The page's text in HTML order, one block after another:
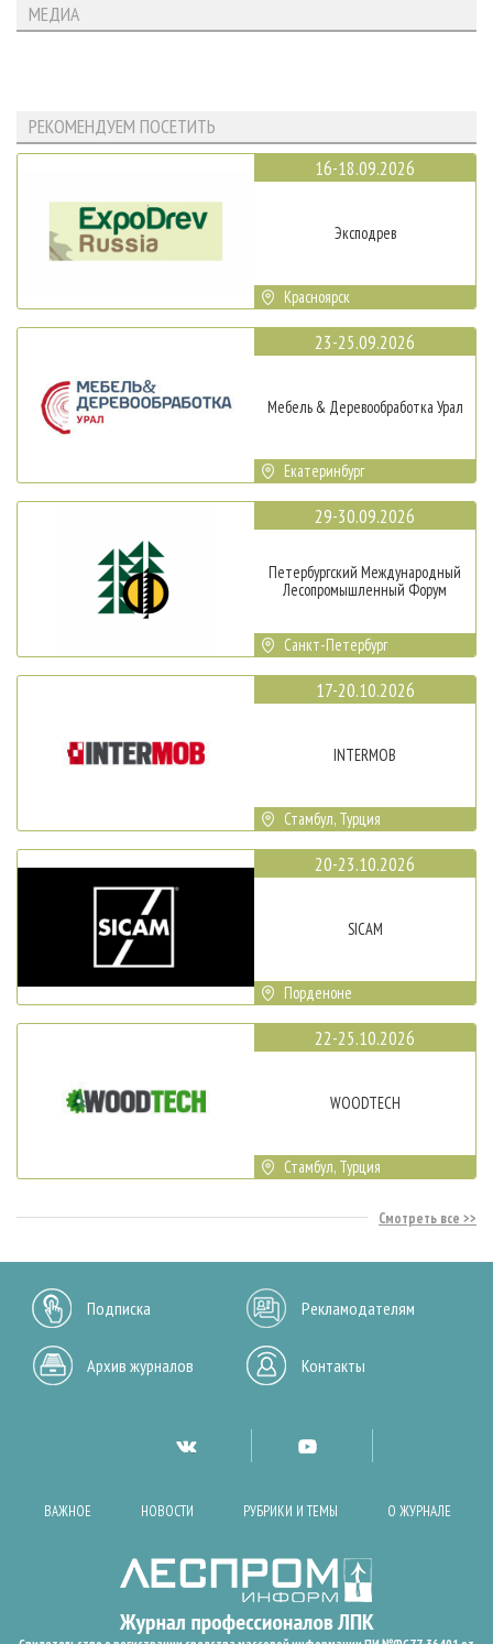
МЕДИА
РЕКОМЕНДУЕМ ПОСЕТИТЬ
16-18.09.2026
Эксподрев
Красноярск
23-25.09.2026
Мебель & Деревообработка Урал
Екатеринбург
29-30.09.2026
Петербургский Международный
Лесопромышленный Форум
Санкт-Петербург
17-20.10.2026
INTERMOB
Стамбул, Турция
20-23.10.2026
SICAM
Порденоне
22-25.10.2026
WOODTECH
Стамбул, Турция
Смотреть все
Подписка Рекламодателям
Архив журналов Контакты
ВАЖНОЕ НОВОСТИ РУБРИКИ И ТЕМЫ О ЖУРНАЛЕ